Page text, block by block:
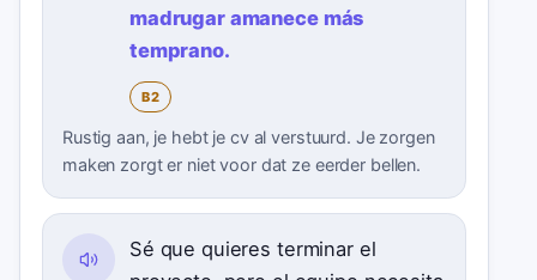
madrugar amanece más
temprano.
B2
Rustig aan, je hebt je cv al verstuurd. Je zorgen
maken zorgt er niet voor dat ze eerder bellen.
Sé que quieres terminar el